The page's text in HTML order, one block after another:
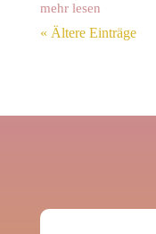
mehr lesen
« Ältere Einträge